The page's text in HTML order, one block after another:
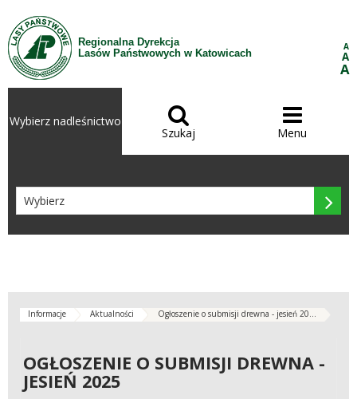
Przejdź do treści
Regionalna Dyrekcja
Lasów Państwowych w Katowicach
A
A
A
Wybierz nadleśnictwo 
Szukaj

Menu

Informacje Aktualności Ogłoszenie o submisji drewna - jesień 20...
OGŁOSZENIE O SUBMISJI DREWNA -
JESIEŃ 2025